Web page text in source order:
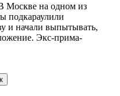
Москве на одном из
подкараулили
и начали выпытывать,
Экс-прима-